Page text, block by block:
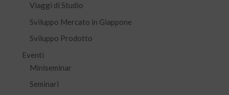
Viaggi di Studio
Sviluppo Mercato in Giappone
Sviluppo Prodotto
Eventi
Miniseminar
Seminari